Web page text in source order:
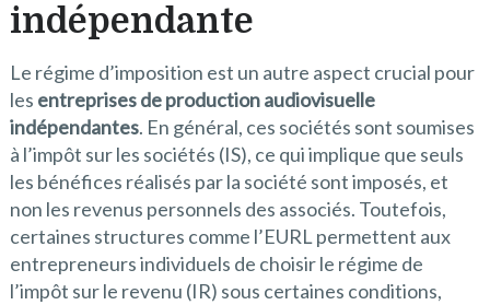
indépendante
Le régime d’imposition est un autre aspect crucial pour
les entreprises de production audiovisuelle
indépendantes. En général, ces sociétés sont soumises
à l’impôt sur les sociétés (IS), ce qui implique que seuls
les bénéfices réalisés par la société sont imposés, et
non les revenus personnels des associés. Toutefois,
certaines structures comme l’EURL permettent aux
entrepreneurs individuels de choisir le régime de
l’impôt sur le revenu (IR) sous certaines conditions,